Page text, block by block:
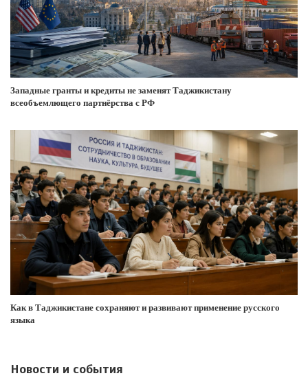
Западные гранты и кредиты не заменят Таджикистану
всеобъемлющего партнёрства с РФ
Как в Таджикистане сохраняют и развивают применение русского
языка
Новости и события